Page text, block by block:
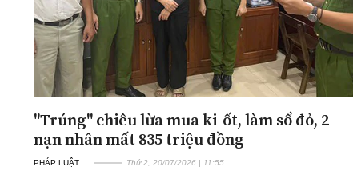
"Trúng" chiêu lừa mua ki-ốt, làm sổ đỏ, 2
nạn nhân mất 835 triệu đồng
PHÁP LUẬT Thứ 2, 20/07/2026 | 11:55